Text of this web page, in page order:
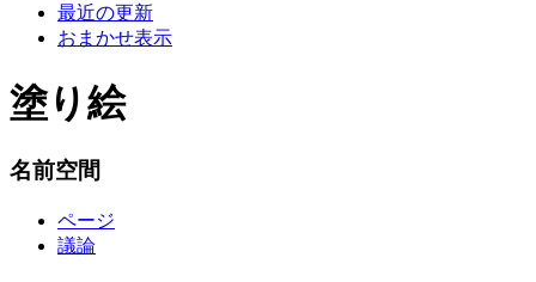
最近の更新
おまかせ表示
塗り絵
名前空間
ページ
議論